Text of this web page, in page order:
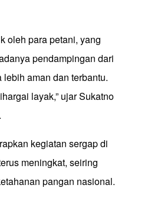
oleh para petani, yang
pendampingan dari
lebih aman dan terbantu.
layak,” ujar Sukatno
kegiatan sergap di
meningkat, seiring
pangan nasional.